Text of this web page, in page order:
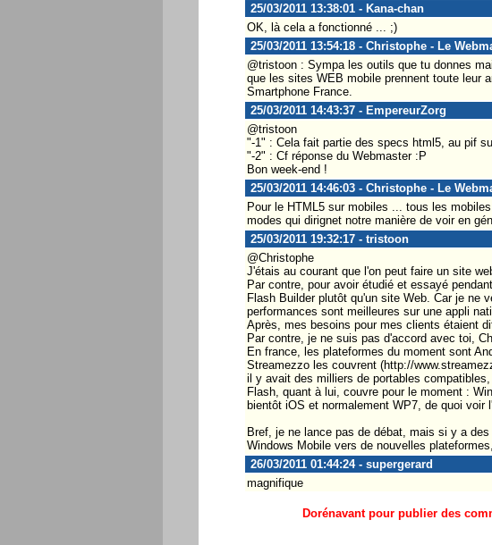
25/03/2011 13:38:01 - Kana-chan
OK, là cela a fonctionné ... ;)
25/03/2011 13:54:18 - Christophe - Le
@tristoon : Sympa les outils que tu donnes
que les sites WEB mobile prennent toute leur
Smartphone France.
25/03/2011 14:43:37 - EmpereurZorg
@tristoon
"-1" : Cela fait partie des specs html5, au pif
"-2" : Cf réponse du Webmaster :P
Bon week-end !
25/03/2011 14:46:03 - Christophe - Le
Pour le HTML5 sur mobiles ... tous les
modes qui dirignet notre manière de voir en
25/03/2011 19:32:17 - tristoon
@Christophe
J'étais au courant que l'on peut faire un site
Par contre, pour avoir étudié et essayé
Flash Builder plutôt qu'un site Web. Car je ne
performances sont meilleures sur une appli
Après, mes besoins pour mes clients étaient
Par contre, je ne suis pas d'accord avec toi,
En france, les plateformes du moment sont
Streamezzo les couvrent (http://
il y avait des milliers de portables
Flash, quant à lui, couvre pour le moment :
bientôt iOS et normalement WP7, de quoi voir
Bref, je ne lance pas de débat, mais si y a
Windows Mobile vers de nouvelles
26/03/2011 01:44:24 - supergerard
magnifique
Dorénavant pour publier des